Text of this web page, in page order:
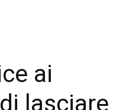
ai
lasciare